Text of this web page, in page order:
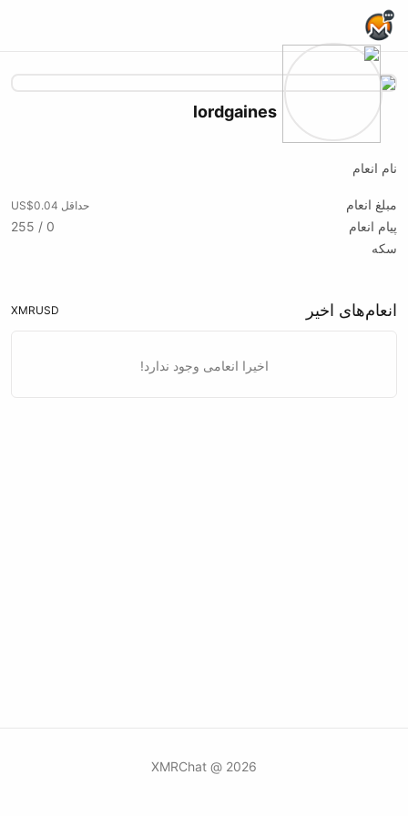
Home Page
lordgaines
نام انعام
مبلغ انعام حداقل US$0.04
پیام انعام
0 / 255
سکه
انعام‌های اخیر USD
XMR
اخیرا انعامی وجود ندارد!
2026 @ XMRChat